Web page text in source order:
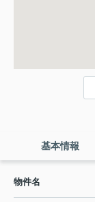
基本情報
物件名